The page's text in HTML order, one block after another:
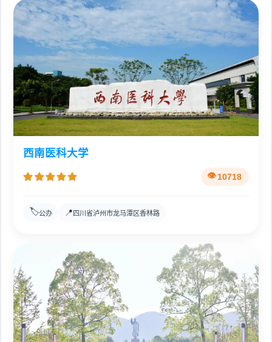
西南医科大学
10718
🏷️公办 📍 四川省泸州市龙马潭区香林路